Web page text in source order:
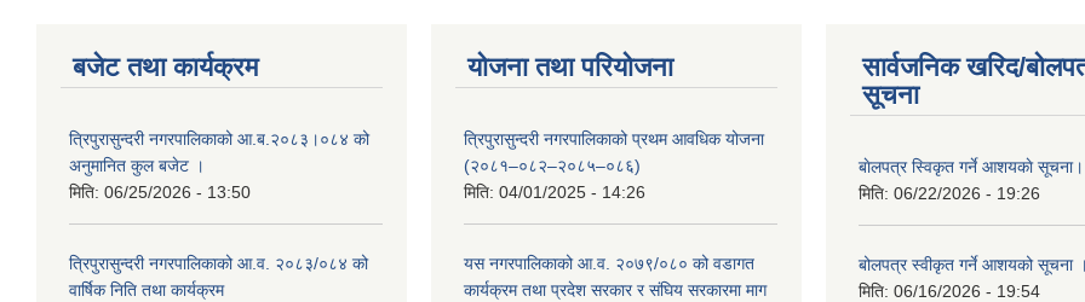
बजेट तथा कार्यक्रम
त्रिपुरासुन्दरी नगरपालिकाको आ.ब.२०८३।०८४ को
अनुमानित कुल बजेट ।
मिति: 06/25/2026 - 13:50
त्रिपुरासुन्दरी नगरपालिकाको आ.व. २०८३/०८४ को
वार्षिक निति तथा कार्यक्रम
योजना तथा परियोजना
त्रिपुरासुन्दरी नगरपालिकाको प्रथम आवधिक योजना
(२०८१–०८२–२०८५–०८६)
मिति: 04/01/2025 - 14:26
यस नगरपालिकाको आ.व. २०७९/०८० को वडागत
कार्यक्रम तथा प्रदेश सरकार र संघिय सरकारमा माग
सार्वजनिक खरिद/
सूचना
बाेलपत्र स्विकृत गर्ने आशयकाे सूचना।
मिति: 06/22/2026 - 19:26
बोलपत्र स्वीकृत गर्ने आशयको सूचना ।
मिति: 06/16/2026 - 19:54